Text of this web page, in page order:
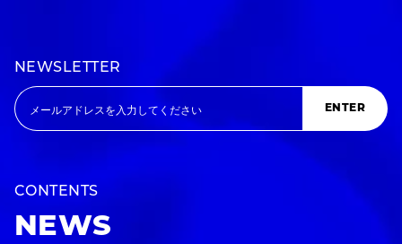
NEWSLETTER
ENTER
CONTENTS
NEWS